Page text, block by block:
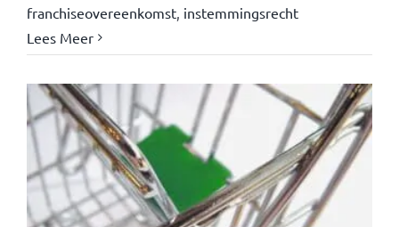
franchiseovereenkomst, instemmingsrecht
Lees Meer